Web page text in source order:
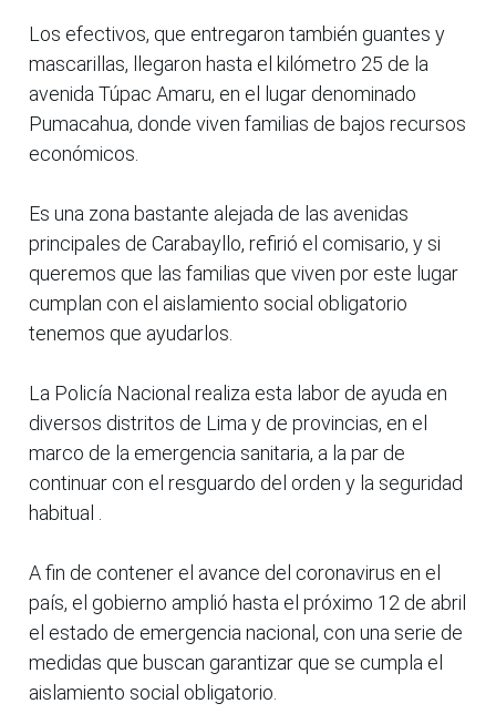
Los efectivos, que entregaron también guantes y
mascarillas, llegaron hasta el kilómetro 25 de la
avenida Túpac Amaru, en el lugar denominado
Pumacahua, donde viven familias de bajos recursos
económicos.
Es una zona bastante alejada de las avenidas
principales de Carabayllo, refirió el comisario, y si
queremos que las familias que viven por este lugar
cumplan con el aislamiento social obligatorio
tenemos que ayudarlos.
La Policía Nacional realiza esta labor de ayuda en
diversos distritos de Lima y de provincias, en el
marco de la emergencia sanitaria, a la par de
continuar con el resguardo del orden y la seguridad
habitual .
A fin de contener el avance del coronavirus en el
país, el gobierno amplió hasta el próximo 12 de abril
el estado de emergencia nacional, con una serie de
medidas que buscan garantizar que se cumpla el
aislamiento social obligatorio.